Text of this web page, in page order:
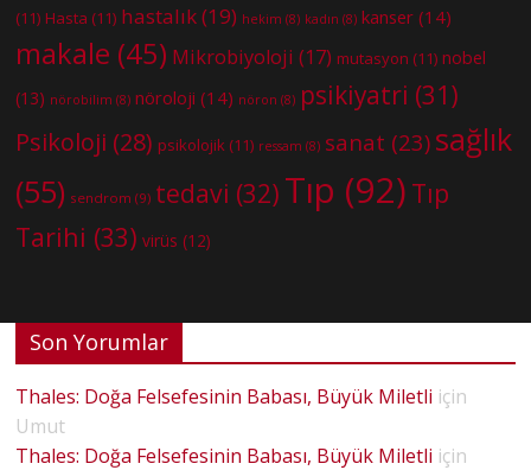
(11) Hasta (11) hastalık(19) hekim (8) kadın (8) kanser (14)
makale (45) Mikrobiyoloji (17) mutasyon (11) nobel
(13) nörobilim (8) nöroloji (14) nöron (8) psikiyatri (31)
Psikoloji (28) psikolojik (11) ressam (8) sanat (23) sağlık
(55) sendrom (9) tedavi (32) Tıp (92) Tıp
Tarihi (33) virüs (12)
Son Yorumlar
Thales: Doğa Felsefesinin Babası, Büyük Miletli için
Umut
Thales: Doğa Felsefesinin Babası, Büyük Miletli için